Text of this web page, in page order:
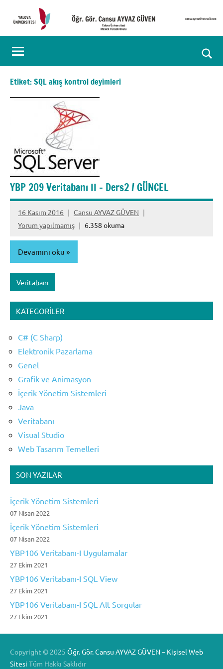
Öğr.
Gör.
Cansu
AYVAZ
Web
Sayfası
Etiket:SQL akış kontrol deyimleri
YBP 209 Veritabanı II – Ders2 / GÜNCEL
16 Kasım 2016
Cansu AYVAZ GÜVEN
Yorum yapılmamış
6.358 okuma
Devamını oku
Veritabanı
KATEGORILER
C# (C Sharp)
Elektronik Pazarlama
Genel
Grafik ve Animasyon
İçerik Yönetim Sistemleri
Java
Veritabanı
Visual Studio
Web Tasarım Temelleri
SON YAZILAR
İçerik Yönetim Sistemleri
07 Nisan 2022
İçerik Yönetim Sistemleri
07 Nisan 2022
YBP106 Veritabanı-I Uygulamalar
27 Ekim 2021
YBP106 Veritabanı-I SQL View
27 Ekim 2021
YBP106 Veritabanı-I SQL Alt Sorgular
27 Ekim 2021
Copyright © 2025 Öğr. Gör. Cansu AYVAZ GÜVEN – Kişisel Web
Sitesi Tüm Hakkı Saklıdır